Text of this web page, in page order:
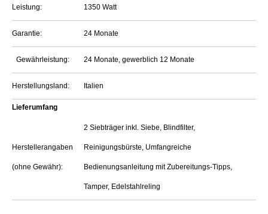
Leistung: 1350 Watt
Garantie: 24 Monate
Gewährleistung: 24 Monate, gewerblich 12 Monate
Herstellungsland: Italien
Lieferumfang
Herstellerangaben
(ohne Gewähr):
2 Siebträger inkl. Siebe, Blindfilter,
Reinigungsbürste, Umfangreiche
Bedienungsanleitung mit Zubereitungs-Tipps,
Tamper, Edelstahlreling